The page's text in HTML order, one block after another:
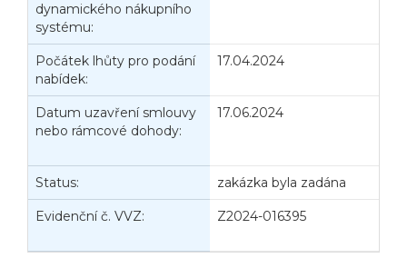
dynamického nákupního
systému:
Počátek lhůty pro podání
nabídek:
17.04.2024
Datum uzavření smlouvy
nebo rámcové dohody:
17.06.2024
Status: zakázka byla zadána
Evidenční č. VVZ: Z2024-016395